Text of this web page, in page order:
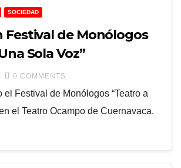
SOCIEDAD
Festival de Monólogos
Sola Voz”
0 COMMENTS
el Festival de Monólogos “Teatro a
el Teatro Ocampo de Cuernavaca.